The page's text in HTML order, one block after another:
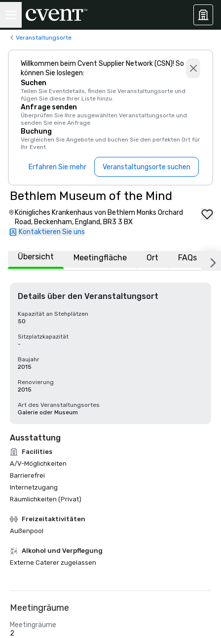
Veranstaltungsorte
Willkommen beim Cvent Supplier Network (CSN)! So
können Sie loslegen:
Suchen
Teilen Sie Eventdetails, finden Sie Veranstaltungsorte und
fügen Sie diese Ihrer Liste hinzu.
Anfrage senden
Überprüfen Sie Ihre ausgewählten Veranstaltungsorte und
senden Sie eine Anfrage
Buchung
Vergleichen Sie Angebote und buchen Sie den perfekten Ort für
Ihr Event
Erfahren Sie mehr Veranstaltungsorte suchen
Bethlem Museum of the Mind
Königliches Krankenhaus von Bethlem Monks Orchard
Road, Beckenham, England, BR3 3 BX
Kontaktieren Sie uns
Übersicht Meetingfläche Ort FAQs
Details über den Veranstaltungsort
Kapazität an Stehplätzen
50
Sitzplatzkapazität
-
Baujahr
2015
Renovierung
2015
Art des Veranstaltungsortes
Galerie oder Museum
Ausstattung
Facilities
A/V-Möglichkeiten
Barrierefrei
Internetzugang
Räumlichkeiten (Privat)
Freizeitaktivitäten
Außenpool
‪Alkohol‬ und Verpflegung
Externe Caterer zugelassen
Meetingräume
Meetingräume
2